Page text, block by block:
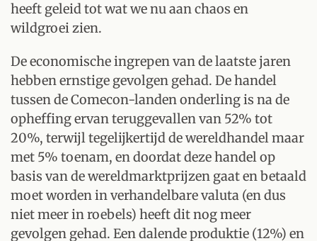
heeft geleid tot wat we nu aan chaos en
wildgroei zien.
De economische ingrepen van de laatste jaren
hebben ernstige gevolgen gehad. De handel
tussen de Comecon-landen onderling is na de
opheffing ervan teruggevallen van 52% tot
20%, terwijl tegelijkertijd de wereldhandel maar
met 5% toenam, en doordat deze handel op
basis van de wereldmarktprijzen gaat en betaald
moet worden in verhandelbare valuta (en dus
niet meer in roebels) heeft dit nog meer
gevolgen gehad. Een dalende produktie (12%) en